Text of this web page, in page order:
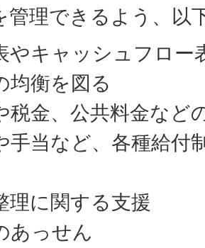
管理できるよう、以
やキャッシュフロー
均衡を図る
税金、公共料金など
手当など、各種給付
理に関する支援
あっせん